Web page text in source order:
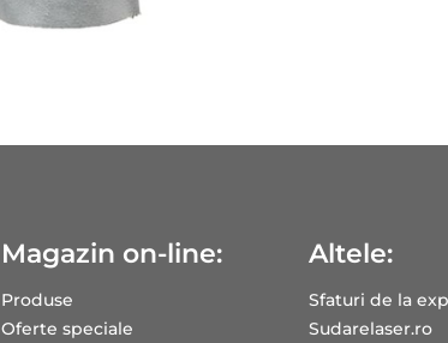
Magazin on-line:
Produse
Oferte speciale
Altele:
Sfaturi de la
Sudarelaser.ro